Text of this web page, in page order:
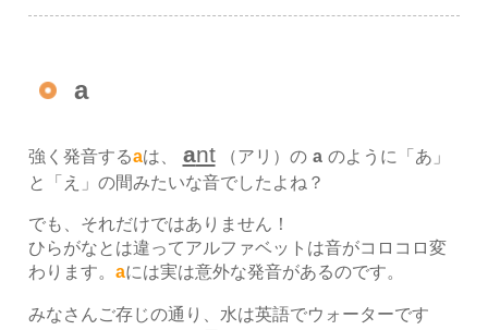
a
強く発音するaは、 ant （アリ）の a のように「あ」
と「え」の間みたいな音でしたよね？
でも、それだけではありません！
ひらがなとは違ってアルファベットは音がコロコロ変
わります。aには実は意外な発音があるのです。
みなさんご存じの通り、水は英語でウォーターです